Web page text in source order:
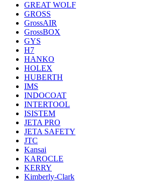
GREAT WOLF
GROSS
GrossAIR
GrossBOX
GYS
H7
HANKO
HOLEX
HUBERTH
IMS
INDOCOAT
INTERTOOL
ISISTEM
JETA PRO
JETA SAFETY
JTC
Kansai
KAROCLE
KERRY
Kimberly-Clark